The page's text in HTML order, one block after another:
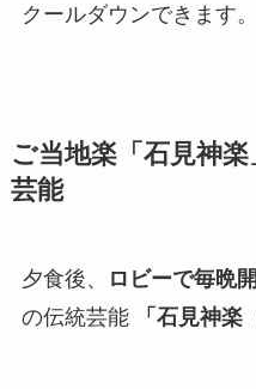
クールダウンできます。
ご当地楽「石見神
芸能
夕食後、 ロビーで毎晩
の伝統芸能
「石見神楽